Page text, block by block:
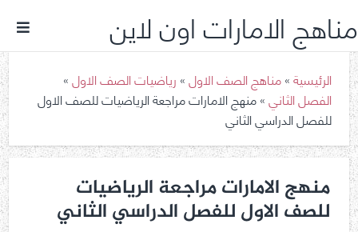
مناهج الامارات اون لاين
الرئيسية»مناهج الصف الاول»رياضيات الصف الاول»
الفصل الثاني»منهج الامارات مراجعة الرياضيات للصف الاول
للفصل الدراسي الثاني
منهج الامارات مراجعة الرياضيات
للصف الاول للفصل الدراسي الثاني